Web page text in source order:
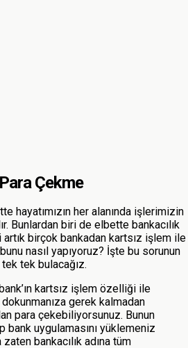
Çekme
hayatımızın her alanında işlerimizin
Bunlardan biri de elbette bankacılık
birçok bankadan kartsız işlem ile
nasıl yapıyoruz? İşte bu sorunun
tek bulacağız.
kartsız işlem özelliği ile
gerek kalmadan
para çekebiliyorsunuz. Bunun
bank uygulamasını yüklemeniz
bankacılık adına tüm